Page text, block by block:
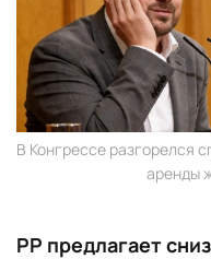
В Конгрессе разгорелся
аренды
PP предлагает